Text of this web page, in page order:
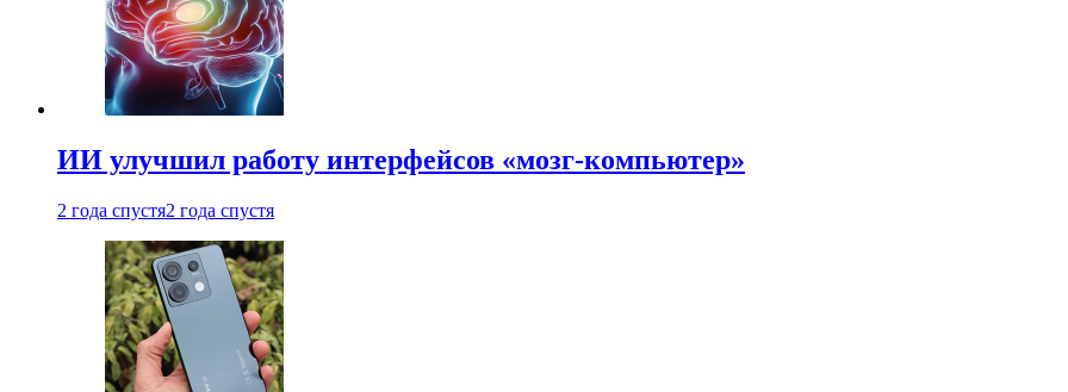
ИИ улучшил работу интерфейсов «мозг-компьютер»
2 года спустя2 года спустя